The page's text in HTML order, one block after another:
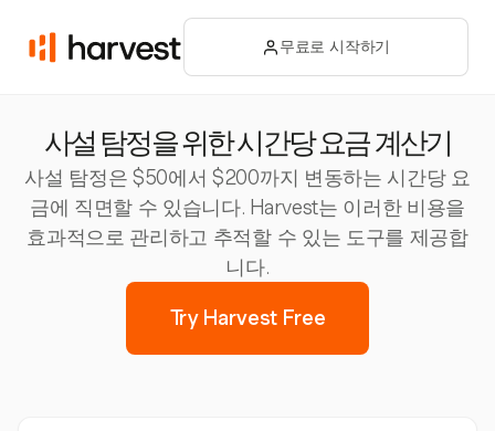
무료로 시작하기
사설 탐정을 위한 시간당 요금 계산기
사설 탐정은 $50에서 $200까지 변동하는 시간당 요
금에 직면할 수 있습니다. Harvest는 이러한 비용을
효과적으로 관리하고 추적할 수 있는 도구를 제공합
니다.
Try Harvest Free